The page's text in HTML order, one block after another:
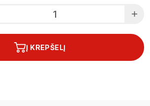
Į KREPŠELĮ